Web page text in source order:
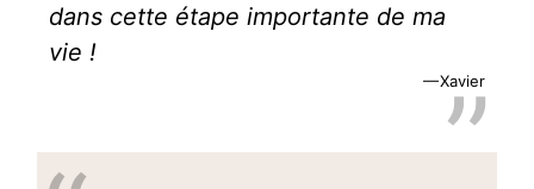
dans cette étape importante de ma
vie !
Xavier